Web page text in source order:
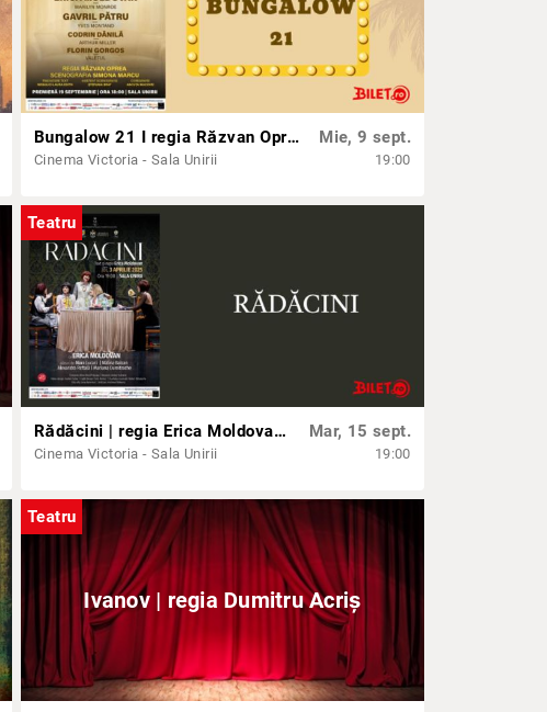
Bungalow 21 I regia Răzvan Oprea
Cinema Victoria - Sala Unirii
Mie, 9 sept.
19:00
Teatru
Rădăcini | regia Erica Moldovan | 16+ ANI
Cinema Victoria - Sala Unirii
Mar, 15 sept.
19:00
Teatru
Ivanov | regia Dumitru Acriș